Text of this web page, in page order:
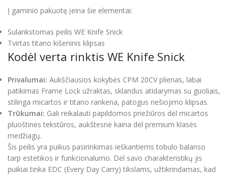
Į gaminio pakuotę įeina šie elementai:
Sulankstomas peilis WE Knife Snick
Tvirtas titano kišeninis klipsas
Kodėl verta rinktis WE Knife Snick
Privalumai: Aukščiausios kokybės CPM 20CV plienas, labai
patikimas Frame Lock užraktas, sklandus atidarymas su guoliais,
stilinga micartos ir titano rankena, patogus nešiojimo klipsas.
Trūkumai: Gali reikalauti papildomos priežiūros dėl micartos
pluoštinės tekstūros, aukštesnė kaina dėl premium klasės
medžiagų.
Šis peilis yra puikus pasirinkimas ieškantiems tobulo balanso
tarp estetikos ir funkcionalumo. Dėl savo charakteristikų jis
puikiai tinka EDC (Every Day Carry) tikslams, užtikrindamas, kad